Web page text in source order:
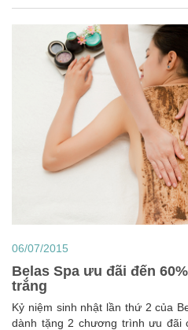
06/07/2015
Belas Spa ưu đãi đến
trắng
Kỷ niệm sinh nhật lần thứ 2 của
dành tặng 2 chương trình ưu đãi